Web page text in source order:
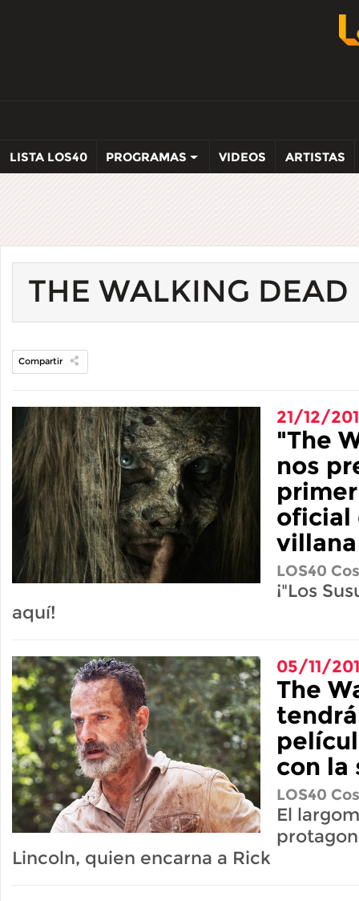
LISTA LOS40 PROGRAMAS VIDEOS ARTISTAS
THE WALKING DEAD
Compartir
21/12/
"The
nos
oficial
villana
LOS40
¡"Los
aquí!
05/11/
The
con la
LOS40
El
Lincoln, quien encarna a Rick